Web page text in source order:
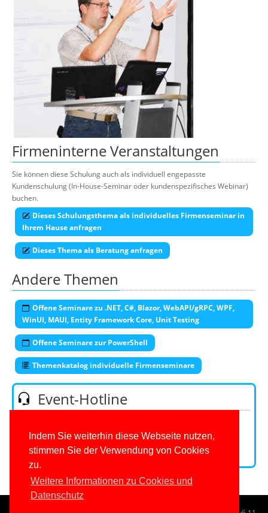
Indem Sie weiterhin diese Webseite nutzen,
stimmen Sie der Verwendung von Cookies
zu.
Weitere Informationen zu Cookies und
Datenschutz
Firmeninterne Veranstaltungen
Sie können diese Schulung auch als individuell engepasste
Kundenschulung (In-House-Seminar oder kundenspezifisches Webinar)
buchen.
Dieses Schulungsthema als individuelles Firmenseminar in
Ihrem Hause anfragen
Dieses Thema als Beratung anfragen
Andere Themen
Offene Seminare zu .NET, C#, Blazor, WebAPI/gRPC, WPF,
WinUI, MAUI, Entity Framework Core, Unit Testing
Offene Seminare zur PowerShell
Themenkatalog individuelle Firmenseminare
Event-Hotline
E-Mail:
Kontaktformular